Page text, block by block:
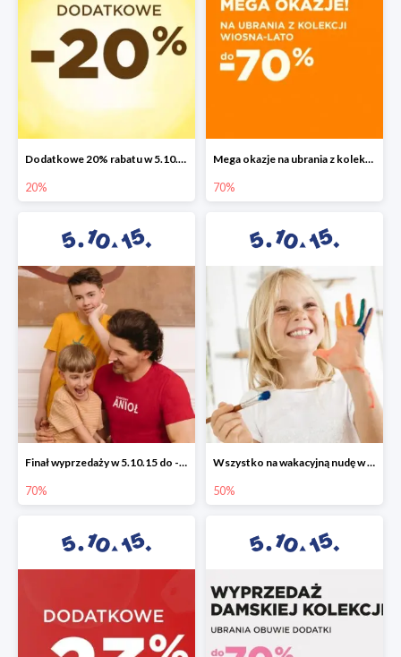
Dodatkowe 20% rabatu w 5.10.15
20%
Mega okazje na ubrania z kolekcji wiosna-lato do -70%
70%
Finał wyprzedaży w 5.10.15 do -70%
70%
Wszystko na wakacyjną nudę w 5.10.15 - gry i zabawki do -50%
50%